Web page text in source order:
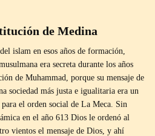
de Medina
islam en esos años de formación,
era secreta durante los años
de Muhammad, porque su mensaje de
sociedad más justa e igualitaria era un
el orden social de La Meca. Sin
en el año 613 Dios le ordenó al
vientos el mensaje de Dios, y ahí